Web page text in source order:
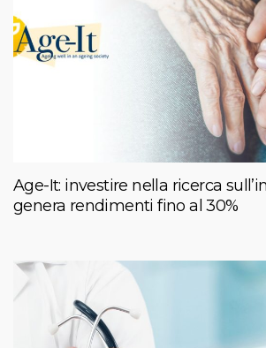
Age-It: investire nella ricerca
genera rendimenti fino al 30%